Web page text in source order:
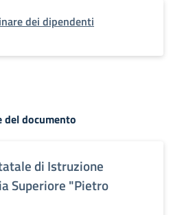
dei dipendenti
documento
di Istruzione
Superiore "Pietro